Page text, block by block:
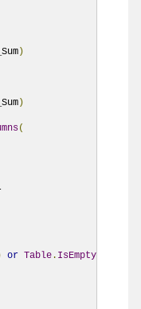
)
)
(
or Table . IsEmpty